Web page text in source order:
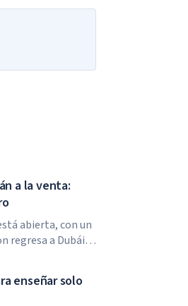
a la venta:
abierta, con un
regresa a Dubái
enseñar solo